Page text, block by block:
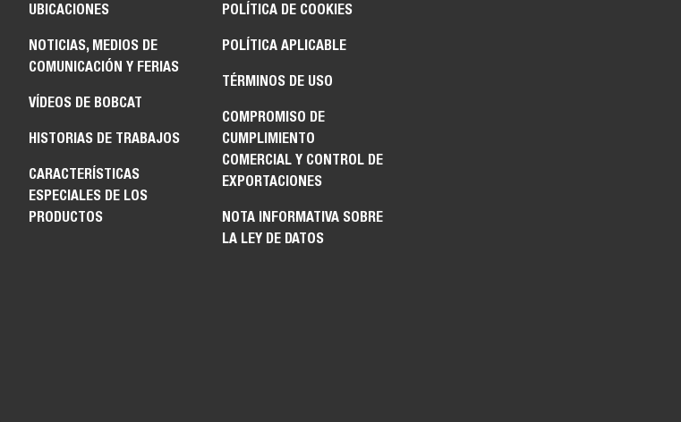
UBICACIONES
NOTICIAS, MEDIOS DE
COMUNICACIÓN Y FERIAS
VÍDEOS DE BOBCAT
HISTORIAS DE TRABAJOS
CARACTERÍSTICAS
ESPECIALES DE LOS
PRODUCTOS
POLÍTICA DE COOKIES
POLÍTICA APLICABLE
TÉRMINOS DE USO
COMPROMISO DE
CUMPLIMIENTO
COMERCIAL Y CONTROL DE
EXPORTACIONES
NOTA INFORMATIVA SOBRE
LA LEY DE DATOS